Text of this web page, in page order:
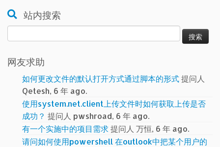
站内搜索
索：
网友求助
如何更改文件的默认打开方式通过脚本的形式提问人
Qetesh, 6 年 ago.
使用system.net.client上传文件时如何获取上传是否
成功？ 提问人 pwshroad, 6 年 ago.
有一个实施中的项目需求提问人 万恒, 6 年 ago.
请问如何使用powershell 在outlook中把某个用户的